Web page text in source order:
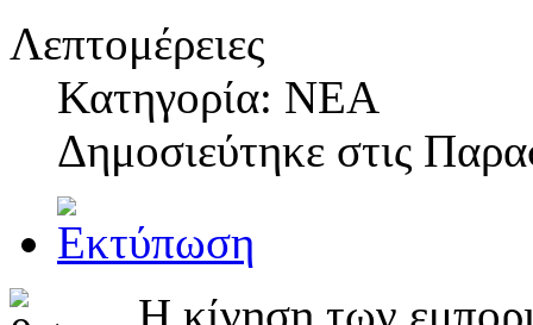
Λεπτομέρειες
Κατηγορία: NEA
Δημοσιεύτηκε στις